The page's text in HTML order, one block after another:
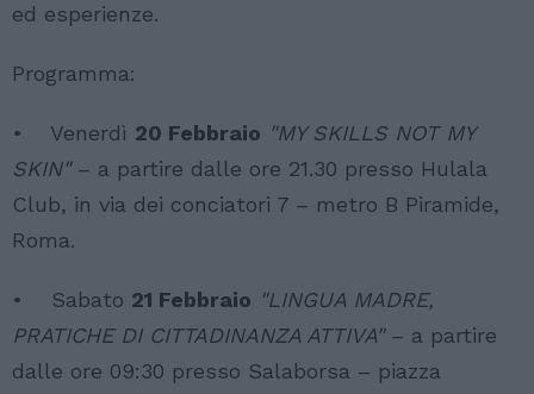
ed esperienze.
Programma:
• Venerdì 20 Febbraio "MY SKILLS NOT MY
SKIN"– a partire dalle ore 21.30 presso Hulala
Club, in via dei conciatori 7 – metro B Piramide,
Roma.
• Sabato 21 Febbraio "LINGUA MADRE,
PRATICHE DI CITTADINANZA ATTIVA"– a partire
dalle ore 09:30 presso Salaborsa – piazza